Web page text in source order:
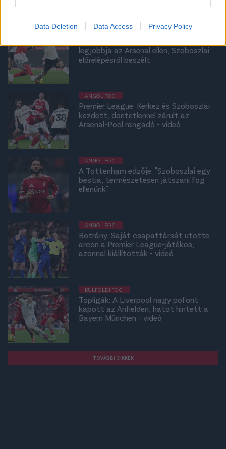
Data Deletion Data Access Privacy Policy
LÉGIÓSOK
legjobbja az Arsenal ellen, Szoboszlai
előrelépésről beszélt
ANGOL FOCI
Premier League: Kerkez és Szoboszlai
kezdett, döntetlennel zárult az
Arsenal-Pool rangadó - videó
ANGOL FOCI
A Tottenham edzője: "Szoboszlai egy
bestia, természetesen játszani fog
ellenünk"
ANGOL FOCI
Botrány: Saját csapattársát ütötte
arcon a Premier League-játékos,
azonnal kiállították - videó
KÜLFÖLDI FOCI
Topligák: A Liverpool nagy pofont
kapott az Anfielden; hatot hintett a
Bayern München - videó
TOVÁBBI CIKKEK